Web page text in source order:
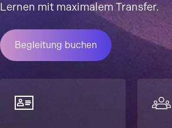
Lernen mit maximalem Transfer.
Begleitung buchen